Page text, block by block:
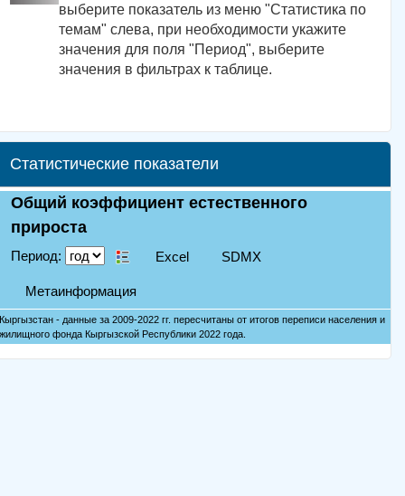
выберите показатель из меню "Статистика по
темам" слева, при необходимости укажите
значения для поля "Период", выберите
значения в фильтрах к таблице.
Статистические показатели